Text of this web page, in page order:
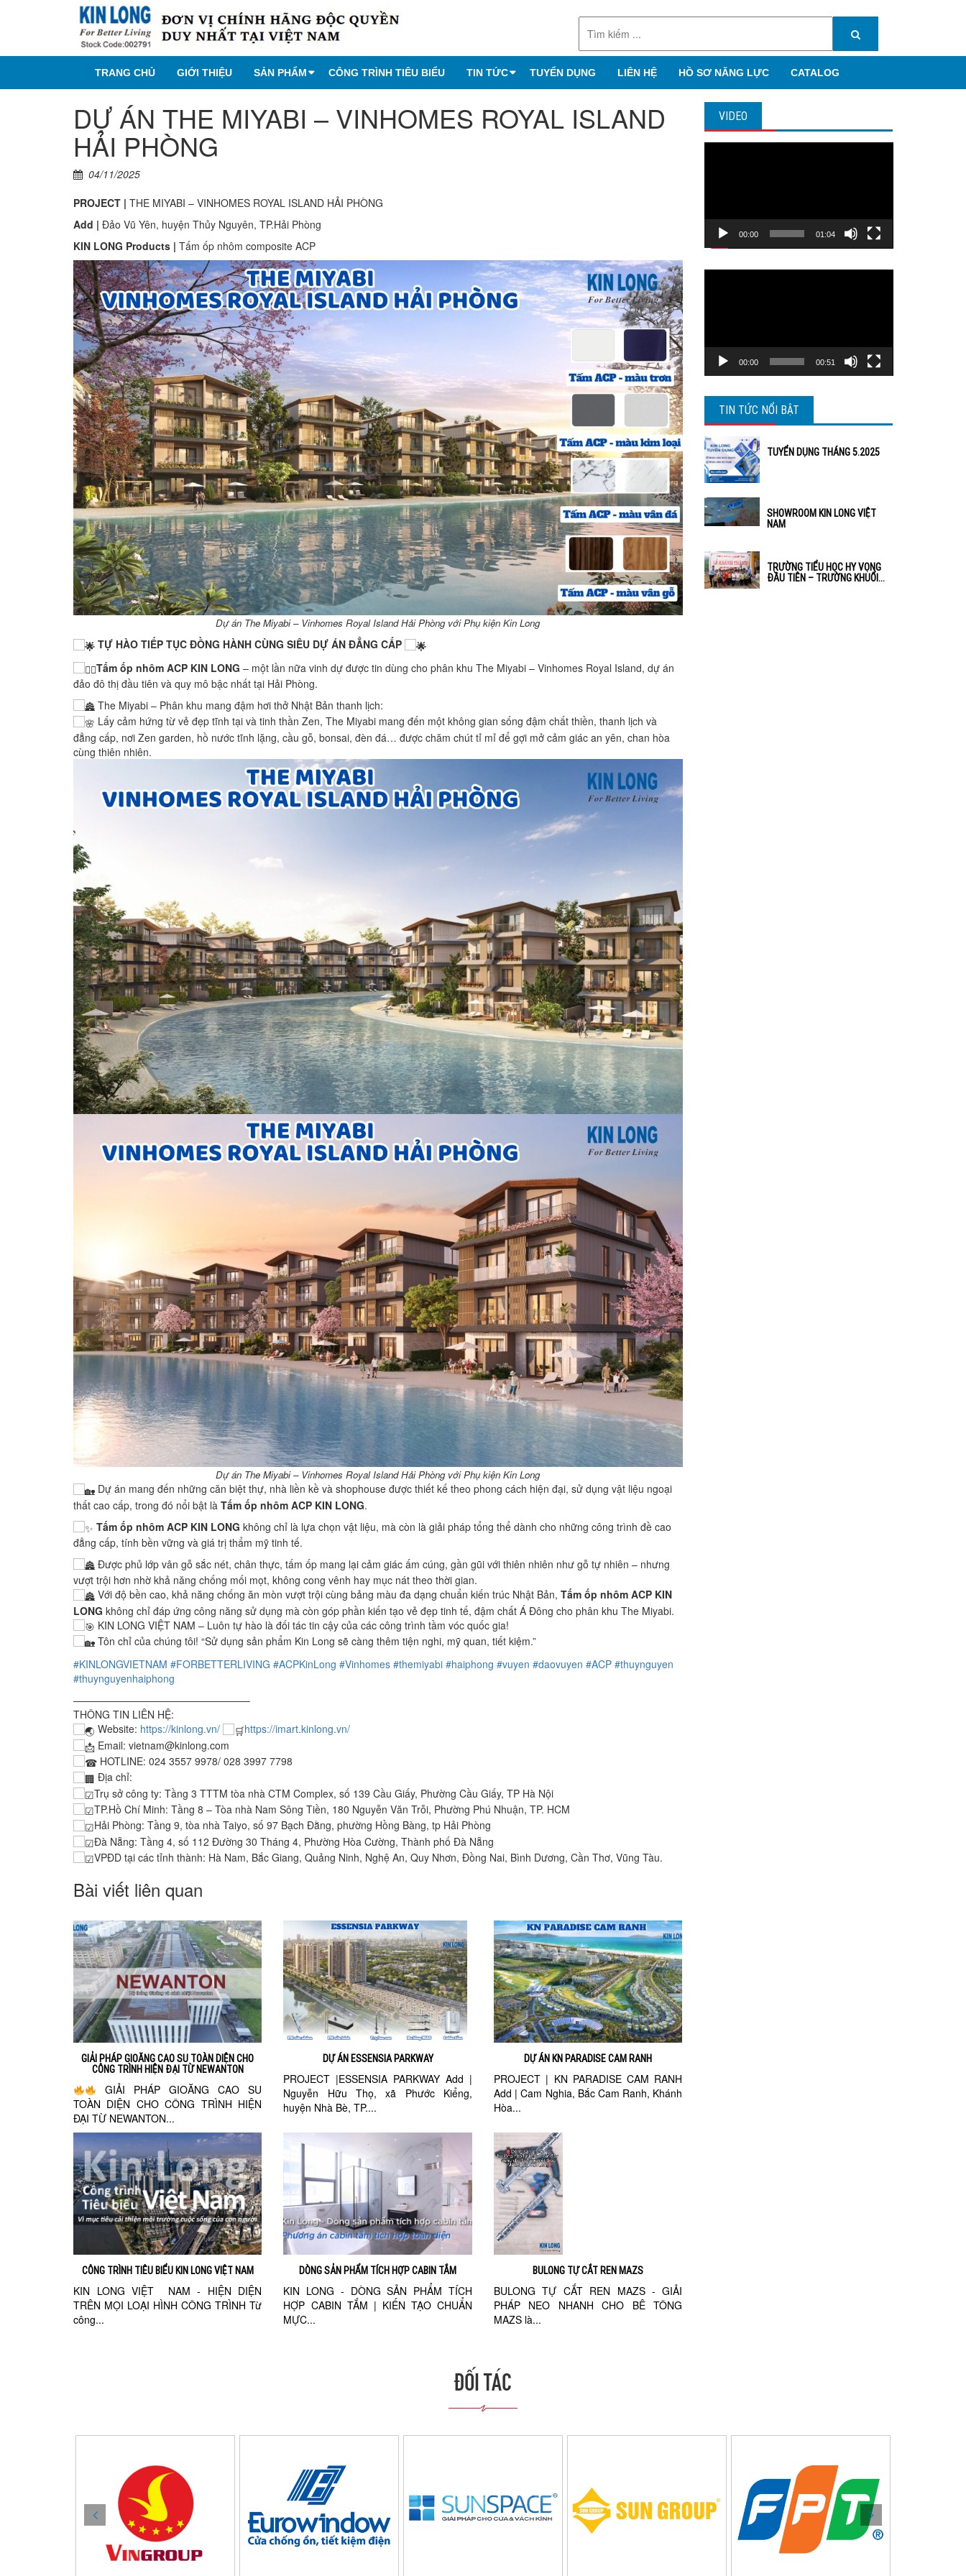
TRANG CHỦ GIỚI THIỆU SẢN PHẨM CÔNG TRÌNH TIÊU BIỂU TIN TỨC TUYỂN DỤNG LIÊN HỆ HỒ SƠ NĂNG LỰC CATALOG
DỰ ÁN THE MIYABI – VINHOMES ROYAL ISLAND
HẢI PHÒNG
04/11/2025
PROJECT | THE MIYABI – VINHOMES ROYAL ISLAND HẢI PHÒNG
Add | Đảo Vũ Yên, huyện Thủy Nguyên, TP.Hải Phòng
KIN LONG Products | Tấm ốp nhôm composite ACP
Dự án The Miyabi – Vinhomes Royal Island Hải Phòng với Phụ kiện Kin Long
TỰ HÀO TIẾP TỤC ĐỒNG HÀNH CÙNG SIÊU DỰ ÁN ĐẲNG CẤP
Tấm ốp nhôm ACP KIN LONG – một lần nữa vinh dự được tin dùng cho phân khu The Miyabi – Vinhomes Royal Island, dự án
đảo đô thị đầu tiên và quy mô bậc nhất tại Hải Phòng.
The Miyabi – Phân khu mang đậm hơi thở Nhật Bản thanh lịch:
Lấy cảm hứng từ vẻ đẹp tĩnh tại và tinh thần Zen, The Miyabi mang đến một không gian sống đậm chất thiền, thanh lịch và
đẳng cấp, nơi Zen garden, hồ nước tĩnh lặng, cầu gỗ, bonsai, đèn đá… được chăm chút tỉ mỉ để gợi mở cảm giác an yên, chan hòa
cùng thiên nhiên.
Dự án The Miyabi – Vinhomes Royal Island Hải Phòng với Phụ kiện Kin Long
Dự án mang đến những căn biệt thự, nhà liền kề và shophouse được thiết kế theo phong cách hiện đại, sử dụng vật liệu ngoại
thất cao cấp, trong đó nổi bật là Tấm ốp nhôm ACP KIN LONG.
Tấm ốp nhôm ACP KIN LONG không chỉ là lựa chọn vật liệu, mà còn là giải pháp tổng thể dành cho những công trình đề cao
đẳng cấp, tính bền vững và giá trị thẩm mỹ tinh tế.
Được phủ lớp vân gỗ sắc nét, chân thực, tấm ốp mang lại cảm giác ấm cúng, gần gũi với thiên nhiên như gỗ tự nhiên – nhưng
vượt trội hơn nhờ khả năng chống mối mọt, không cong vênh hay mục nát theo thời gian.
Với độ bền cao, khả năng chống ăn mòn vượt trội cùng bảng màu đa dạng chuẩn kiến trúc Nhật Bản, Tấm ốp nhôm ACP KIN
LONG không chỉ đáp ứng công năng sử dụng mà còn góp phần kiến tạo vẻ đẹp tinh tế, đậm chất Á Đông cho phân khu The Miyabi.
KIN LONG VIỆT NAM – Luôn tự hào là đối tác tin cậy của các công trình tầm vóc quốc gia!
Tôn chỉ của chúng tôi! “Sử dụng sản phẩm Kin Long sẽ càng thêm tiện nghi, mỹ quan, tiết kiệm.”
#KINLONGVIETNAM #FORBETTERLIVING #ACPKinLong #Vinhomes #themiyabi #haiphong #vuyen #daovuyen #ACP #thuynguyen
#thuynguyenhaiphong
—————————————————–
THÔNG TIN LIÊN HỆ:
Website: https://kinlong.vn/
https://imart.kinlong.vn/
Email: vietnam@kinlong.com
HOTLINE: 024 3557 9978/ 028 3997 7798
Địa chỉ:
Trụ sở công ty: Tầng 3 TTTM tòa nhà CTM Complex, số 139 Cầu Giấy, Phường Cầu Giấy, TP Hà Nội
TP.Hồ Chí Minh: Tầng 8 – Tòa nhà Nam Sông Tiền, 180 Nguyễn Văn Trỗi, Phường Phú Nhuận, TP. HCM
Hải Phòng: Tầng 9, tòa nhà Taiyo, số 97 Bạch Đằng, phường Hồng Bàng, tp Hải Phòng
Đà Nẵng: Tầng 4, số 112 Đường 30 Tháng 4, Phường Hòa Cường, Thành phố Đà Nẵng
VPĐD tại các tỉnh thành: Hà Nam, Bắc Giang, Quảng Ninh, Nghệ An, Quy Nhơn, Đồng Nai, Bình Dương, Cần Thơ, Vũng Tàu.
Bài viết liên quan
GIẢI PHÁP GIOĂNG CAO SU TOÀN DIỆN CHO
CÔNG TRÌNH HIỆN ĐẠI TỪ NEWANTON
GIẢI PHÁP GIOĂNG CAO SU
TOÀN DIỆN CHO CÔNG TRÌNH HIỆN
ĐẠI TỪ NEWANTON...
DỰ ÁN ESSENSIA PARKWAY
PROJECT |ESSENSIA PARKWAY Add |
Nguyễn Hữu Thọ, xã Phước Kiểng,
huyện Nhà Bè, TP....
DỰ ÁN KN PARADISE CAM RANH
PROJECT | KN PARADISE CAM RANH
Add | Cam Nghia, Bắc Cam Ranh, Khánh
Hòa...
CÔNG TRÌNH TIÊU BIỂU KIN LONG VIỆT NAM
KIN LONG VIỆT NAM - HIỆN DIỆN
TRÊN MỌI LOẠI HÌNH CÔNG TRÌNH Từ
công...
DÒNG SẢN PHẨM TÍCH HỢP CABIN TẮM
KIN LONG - DÒNG SẢN PHẨM TÍCH
HỢP CABIN TẮM | KIẾN TẠO CHUẨN
MỰC...
BULONG TỰ CẮT REN MAZS
BULONG TỰ CẮT REN MAZS - GIẢI
PHÁP NEO NHANH CHO BÊ TÔNG
MAZS là...
VIDEO
00:00 01:04
00:00 00:51
TIN TỨC NỔI BẬT
TUYỂN DỤNG THÁNG 5.2025
SHOWROOM KIN LONG VIỆT
NAM
TRƯỜNG TIỂU HỌC HY VỌNG
ĐẦU TIÊN – TRƯỜNG KHUỔI...
ĐỐI TÁC